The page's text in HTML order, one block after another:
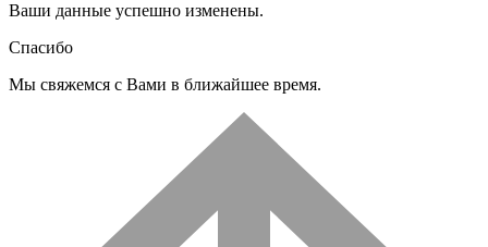
Ваши данные успешно изменены.
Спасибо
Мы свяжемся с Вами в ближайшее время.